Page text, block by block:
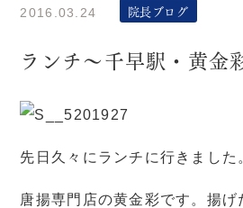
2016.03.24 院長ブログ
ランチ〜千早駅・黄金
先日久々にランチに行きました
唐揚専門店の黄金彩です。揚げ